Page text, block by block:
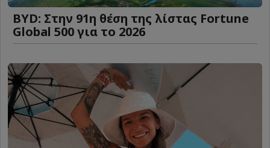
BYD: Στην 91η θέση της λίστας Fortune
Global 500 για το 2026